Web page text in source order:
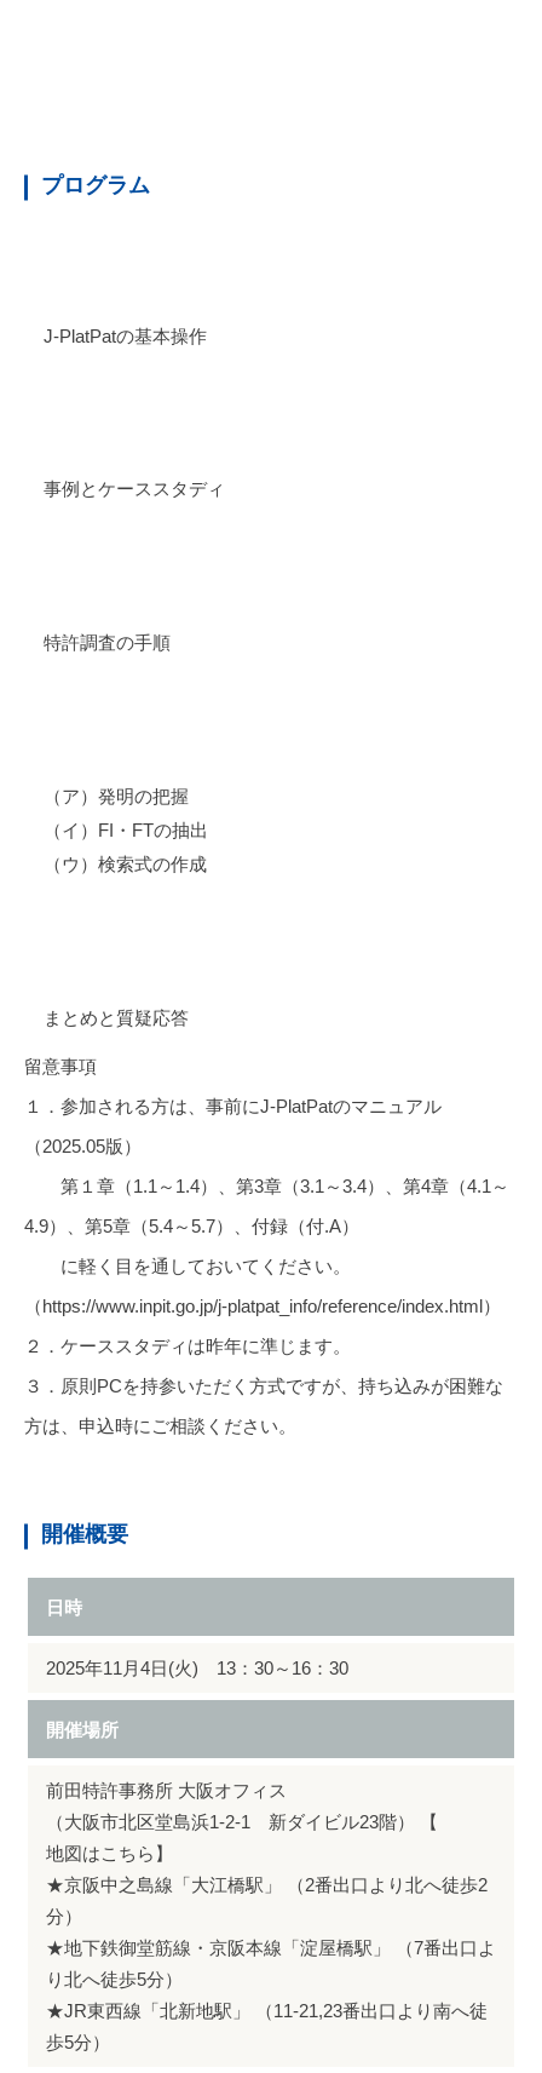
プログラム
J-PlatPatの基本操作
事例とケーススタディ
特許調査の手順
（ア）発明の把握
（イ）FI・FTの抽出
（ウ）検索式の作成
まとめと質疑応答
留意事項
１．参加される方は、事前にJ-PlatPatのマニュアル
（2025.05版）
第１章（1.1～1.4）、第3章（3.1～3.4）、第4章（4.1～
4.9）、第5章（5.4～5.7）、付録（付.A）
に軽く目を通しておいてください。
（https://www.inpit.go.jp/j-platpat_info/reference/index.html）
２．ケーススタディは昨年に準じます。
３．原則PCを持参いただく方式ですが、持ち込みが困難な
方は、申込時にご相談ください。
開催概要
日時
2025年11月4日(火) 13：30～16：30
開催場所
前田特許事務所 大阪オフィス
（大阪市北区堂島浜1-2-1 新ダイビル23階） 【
地図はこちら 】
★京阪中之島線「大江橋駅」 （2番出口より北へ徒歩2
分）
★地下鉄御堂筋線・京阪本線「淀屋橋駅」 （7番出口よ
り北へ徒歩5分）
★JR東西線「北新地駅」 （11-21,23番出口より南へ徒
歩5分）